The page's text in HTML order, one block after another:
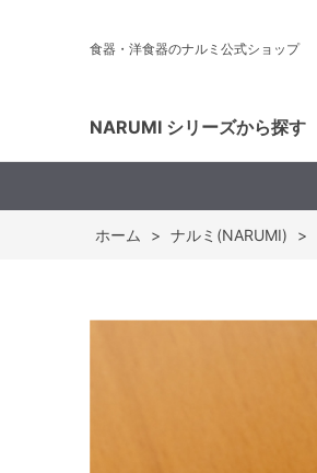
食器・洋食器のナルミ公式ショップ
NARUMI シリーズから探す
ホーム > ナルミ(NARUMI) >